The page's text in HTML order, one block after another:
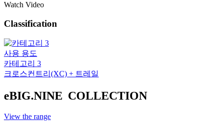
Watch Video
Classification
사용 용도
카테고리 3
크로스컨트리(XC) + 트레일
eBIG.NINE COLLECTION
View the range